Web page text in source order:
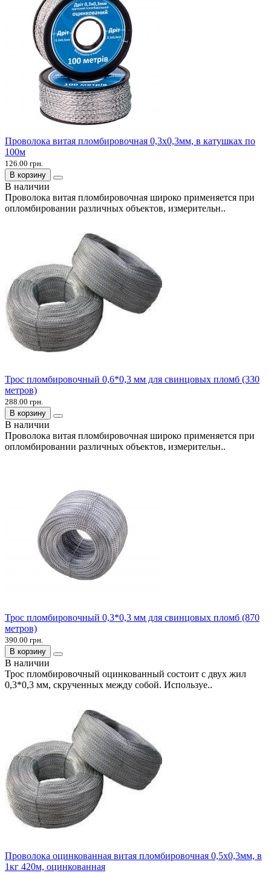
Проволока витая пломбировочная 0,3х0,3мм, в катушках по
100м
126.00 грн.
В корзину
В наличии
Проволока витая пломбировочная широко применяется при
опломбировании различных объектов, измерительн..
Трос пломбировочный 0,6*0,3 мм для свинцовых пломб (330
метров)
288.00 грн.
В корзину
В наличии
Проволока витая пломбировочная широко применяется при
опломбировании различных объектов, измерительн..
Трос пломбировочный 0,3*0,3 мм для свинцовых пломб (870
метров)
390.00 грн.
В корзину
В наличии
Трос пломбировочный оцинкованный состоит с двух жил
0,3*0,3 мм, скрученных между собой. Используе..
Проволока оцинкованная витая пломбировочная 0,5х0,3мм, в
1кг 420м, оцинкованная